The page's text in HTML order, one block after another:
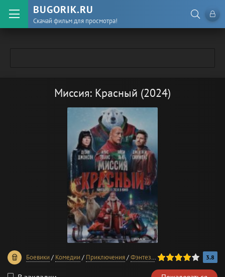
BUGORIK.RU
Скачай фильм для просмотра!
Миссия: Красный (2024)
Боевики / Комедии / Приключения/Фэнтези /Детективы/Фильмы
80 1 2 3 4 5 3.8